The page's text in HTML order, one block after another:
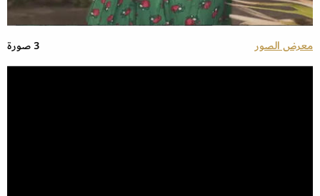
معرض الصور 3 صورة